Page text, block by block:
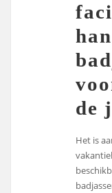
de
Het is